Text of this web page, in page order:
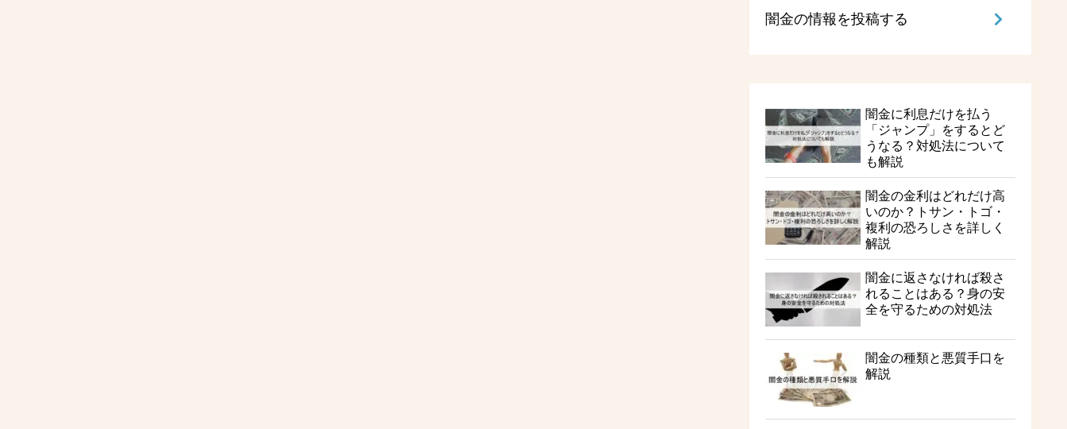
闇金の情報を投稿する
闇金に利息だけを払う
「ジャンプ」をするとど
うなる？対処法について
も解説
闇金の金利はどれだけ高
いのか？トサン・トゴ・
複利の恐ろしさを詳しく
解説
闇金に返さなければ殺さ
れることはある？身の安
全を守るための対処法
闇金の種類と悪質手口を
解説